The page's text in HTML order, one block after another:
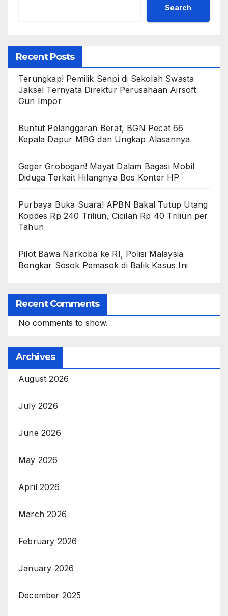
Search
Recent Posts
Terungkap! Pemilik Senpi di Sekolah Swasta
Jaksel Ternyata Direktur Perusahaan Airsoft
Gun Impor
Buntut Pelanggaran Berat, BGN Pecat 66
Kepala Dapur MBG dan Ungkap Alasannya
Geger Grobogan! Mayat Dalam Bagasi Mobil
Diduga Terkait Hilangnya Bos Konter HP
Purbaya Buka Suara! APBN Bakal Tutup Utang
Kopdes Rp 240 Triliun, Cicilan Rp 40 Triliun per
Tahun
Pilot Bawa Narkoba ke RI, Polisi Malaysia
Bongkar Sosok Pemasok di Balik Kasus Ini
Recent Comments
No comments to show.
Archives
August 2026
July 2026
June 2026
May 2026
April 2026
March 2026
February 2026
January 2026
December 2025